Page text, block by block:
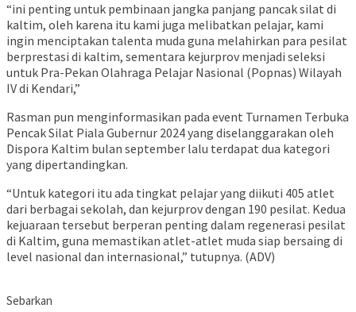
“ini penting untuk pembinaan jangka panjang pancak silat di
kaltim, oleh karena itu kami juga melibatkan pelajar, kami
ingin menciptakan talenta muda guna melahirkan para pesilat
berprestasi di kaltim, sementara kejurprov menjadi seleksi
untuk Pra-Pekan Olahraga Pelajar Nasional (Popnas) Wilayah
IV di Kendari,”
Rasman pun menginformasikan pada event Turnamen Terbuka
Pencak Silat Piala Gubernur 2024 yang diselanggarakan oleh
Dispora Kaltim bulan september lalu terdapat dua kategori
yang dipertandingkan.
“Untuk kategori itu ada tingkat pelajar yang diikuti 405 atlet
dari berbagai sekolah, dan kejurprov dengan 190 pesilat. Kedua
kejuaraan tersebut berperan penting dalam regenerasi pesilat
di Kaltim, guna memastikan atlet-atlet muda siap bersaing di
level nasional dan internasional,” tutupnya. (ADV)
Sebarkan